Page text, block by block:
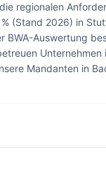
regionalen
(Stand 2026) in
BWA-Auswertung
Unternehmen
Mandanten in